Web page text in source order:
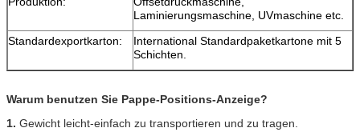
Laminierungsmaschine, UVmaschine etc.
Standardexportkarton:
International Standardpaketkartone mit 5
Schichten.
Warum benutzen Sie Pappe-Positions-Anzeige?
1. Gewicht leicht-einfach zu transportieren und zu tragen.